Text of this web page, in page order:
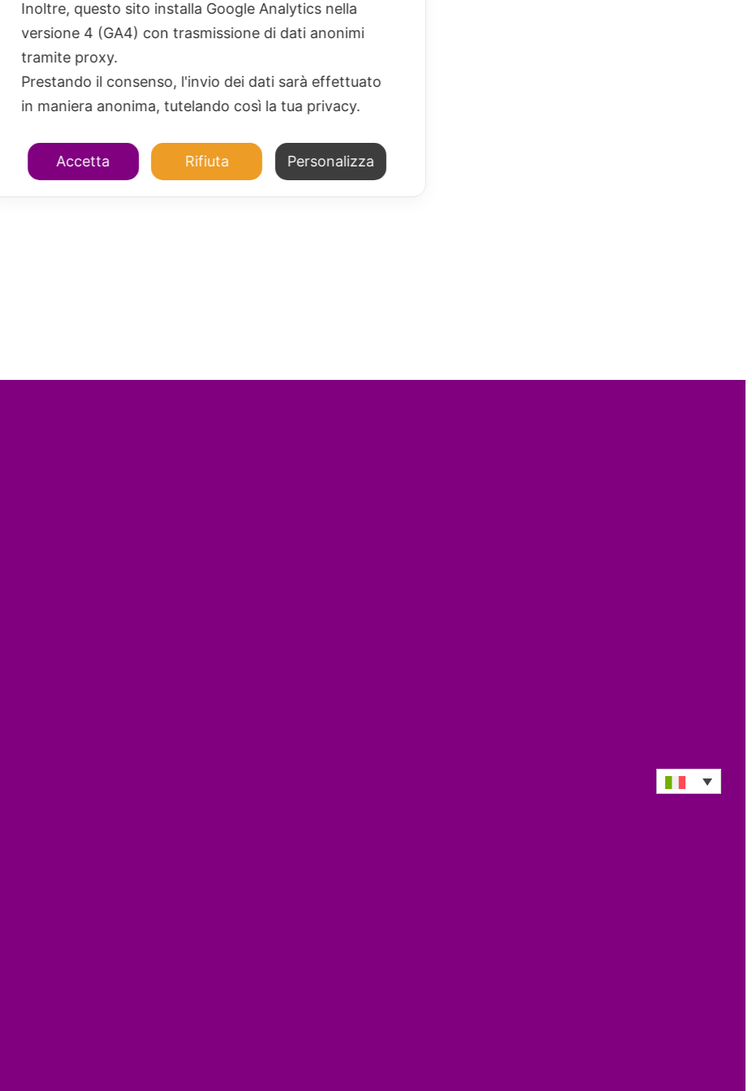
Inoltre, questo sito installa Google Analytics nella
versione 4 (GA4) con trasmissione di dati anonimi
tramite proxy.
Prestando il consenso, l'invio dei dati sarà effettuato
in maniera anonima, tutelando così la tua privacy.
Accetta Rifiuta Personalizza